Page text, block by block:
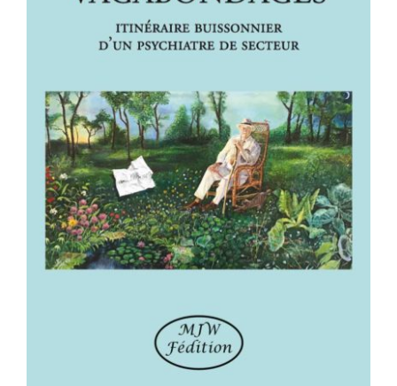
VAGABONDAGES – Itinéraire
buissonnier d’un psychiatre de
secteur